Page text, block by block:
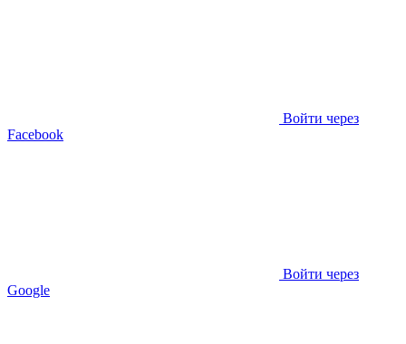
Войти через
Facebook
Войти через
Google